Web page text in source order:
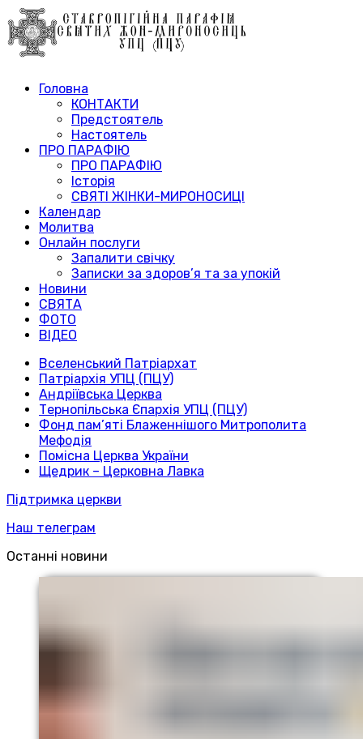
Головна
КОНТАКТИ
Предстоятель
Настоятель
ПРО ПАРАФІЮ
ПРО ПАРАФІЮ
Історія
СВЯТІ ЖІНКИ-МИРОНОСИЦІ
Календар
Молитва
Онлайн послуги
Запалити свічку
Записки за здоров’я та за упокій
Новини
СВЯТА
ФОТО
ВІДЕО
Вселенський Патріархат
Патріархія УПЦ (ПЦУ)
Андріївська Церква
Тернопільська Єпархія УПЦ (ПЦУ)
Фонд пам’яті Блаженнішого Митрополита
Мефодія
Помісна Церква України
Щедрик – Церковна Лавка
Підтримка церкви
Наш телеграм
Останні новини